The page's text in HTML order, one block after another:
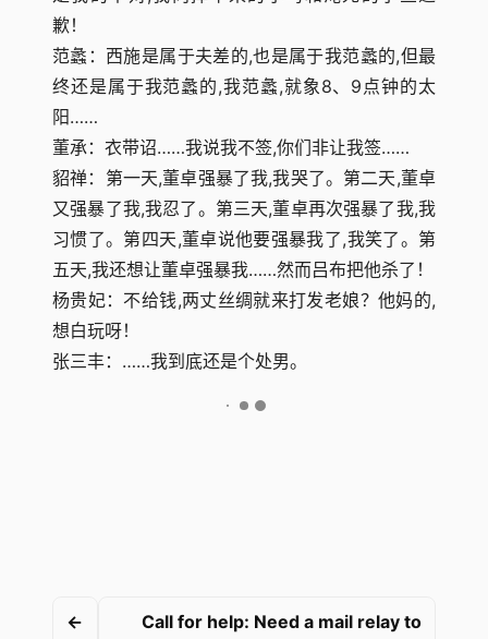
歉！
范蠡：西施是属于夫差的,也是属于我范蠡的,但最
终还是属于我范蠡的,我范蠡,就象8、9点钟的太
阳……
董承：衣带诏……我说我不签,你们非让我签……
貂禅：第一天,董卓强暴了我,我哭了。第二天,董卓
又强暴了我,我忍了。第三天,董卓再次强暴了我,我
习惯了。第四天,董卓说他要强暴我了,我笑了。第
五天,我还想让董卓强暴我……然而吕布把他杀了！
杨贵妃：不给钱,两丈丝绸就来打发老娘？他妈的,
想白玩呀！
张三丰：……我到底还是个处男。
←
Call for help: Need a mail relay to